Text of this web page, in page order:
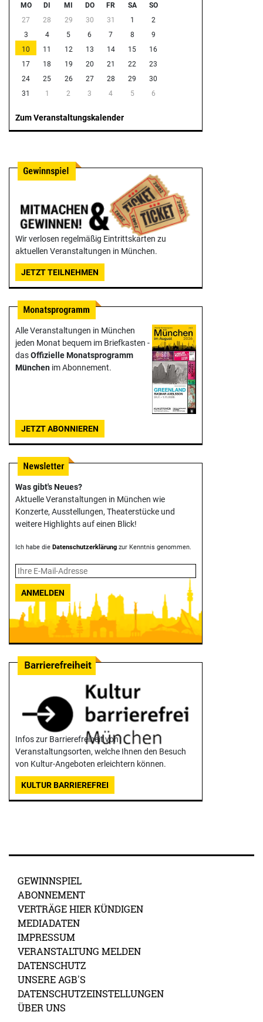
MO DI MI DO FR SA
SO
27
28 29 30 31 1
2
3
4 5 6 7 8
9
10
11 12 13 14 15
16
17
18 19 20 21 22
23
24
25 26 27 28 29
30
31
1 2 3 4 5 6
Zum Veranstaltungskalender
Wir verlosen regelmäßig Eintrittskarten zu
aktuellen Veranstaltungen in München.
JETZT TEILNEHMEN
Alle Veranstaltungen in München
jeden Monat bequem im Briefkasten -
dasOffizielle Monats­programm
München im Abonnement.
JETZT ABONNIEREN
Was gibt's Neues?
Aktuelle Veranstaltungen in München wie
Konzerte, Ausstellungen, Theater­stücke und
weitere Highlights auf einen Blick!
Ich habe die Datenschutzerklärung zur Kenntnis genommen.
ANMELDEN
Infos zur Barrierefreiheit von
Veranstaltungsorten, welche Ihnen den Besuch
von Kultur-Angeboten erleichtern können.
KULTUR BARRIEREFREI
GEWINNSPIEL
ABONNEMENT
VERTRÄGE HIER KÜNDIGEN
MEDIADATEN
IMPRESSUM
VERANSTALTUNG MELDEN
DATENSCHUTZ
UNSERE AGB'S
DATENSCHUTZEINSTELLUNGEN
ÜBER UNS